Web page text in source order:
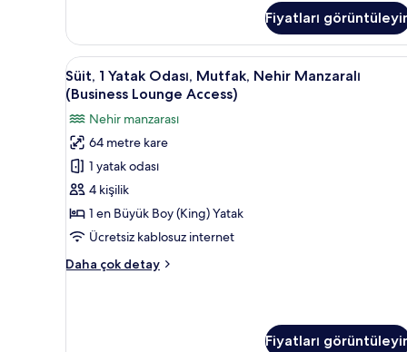
Fiyatları
Süit,
1
Yatak
Odası,
Mutfak,
Nehir
Manzaralı
(Business
Lounge
için
Minibar, odada kasa, masa,
10
Süit, 1 Yatak Odası, Mutfak, Nehir Manzaralı
(Business Lounge Access)
Nehir manzarası
64 metre kare
1 yatak odası
4 kişilik
1 en Büyük Boy (King) Yatak
Ücretsiz kablosuz internet
Daha çok detay
Süit,
Fiyatları